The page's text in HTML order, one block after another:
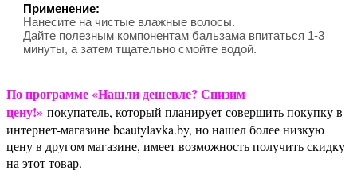
Применение:
Нанесите на чистые влажные волосы.
Дайте полезным компонентам бальзама впитаться 1-3
минуты, а затем тщательно смойте водой.
По программе «Нашли дешевле? Снизим
цену!» покупатель, который планирует совершить покупку в
интернет-магазине beautylavka.by, но нашел более низкую
цену в другом магазине, имеет возможность получить скидку
на этот товар.